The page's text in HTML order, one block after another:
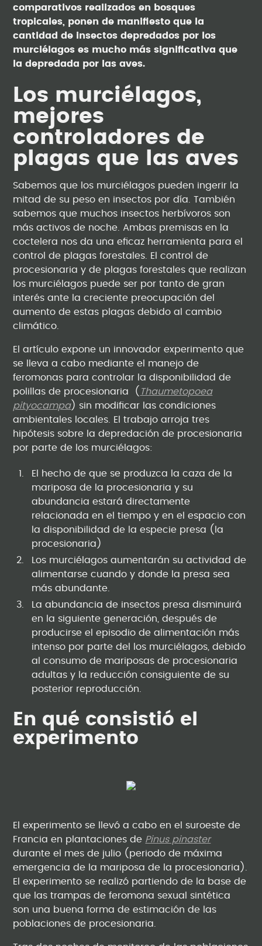
comparativos realizados en bosques
tropicales, ponen de manifiesto que la
cantidad de insectos depredados por los
murciélagos es mucho más significativa que
la depredada por las aves.
Los murciélagos,
mejores
controladores de
plagas que las aves
Sabemos que los murciélagos pueden ingerir la
mitad de su peso en insectos por día. También
sabemos que muchos insectos herbívoros son
más activos de noche. Ambas premisas en la
coctelera nos da una eficaz herramienta para el
control de plagas forestales. El control de
procesionaria y de plagas forestales que realizan
los murciélagos puede ser por tanto de gran
interés ante la creciente preocupación del
aumento de estas plagas debido al cambio
climático.
El artículo expone un innovador experimento que
se lleva a cabo mediante el manejo de
feromonas para controlar la disponibilidad de
polillas de procesionaria ( Thaumetopoea
pityocampa) sin modificar las condiciones
ambientales locales. El trabajo arroja tres
hipótesis sobre la depredación de procesionaria
por parte de los murciélagos:
El hecho de que se produzca la caza de la
mariposa de la procesionaria y su
abundancia estará directamente
relacionada en el tiempo y en el espacio con
la disponibilidad de la especie presa (la
procesionaria)
Los murciélagos aumentarán su actividad de
alimentarse cuando y donde la presa sea
más abundante.
La abundancia de insectos presa disminuirá
en la siguiente generación, después de
producirse el episodio de alimentación más
intenso por parte del los murciélagos, debido
al consumo de mariposas de procesionaria
adultas y la reducción consiguiente de su
posterior reproducción.
En qué consistió el
experimento
El experimento se llevó a cabo en el suroeste de
Francia en plantaciones de Pinus pinaster
durante el mes de julio (periodo de máxima
emergencia de la mariposa de la procesionaria).
El experimento se realizó partiendo de la base de
que las trampas de feromona sexual sintética
son una buena forma de estimación de las
poblaciones de procesionaria.